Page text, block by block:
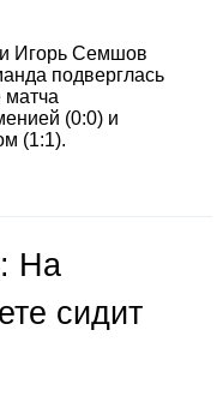
Игорь Семшов
подверглась
матча
(0:0) и
(1:1).
На
сидит